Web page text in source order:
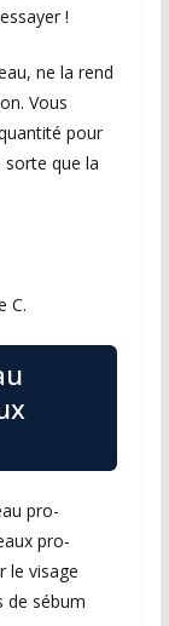
!
ne la rend
Vous
pour
que la
C.
pro-
pro-
le visage
de sébum